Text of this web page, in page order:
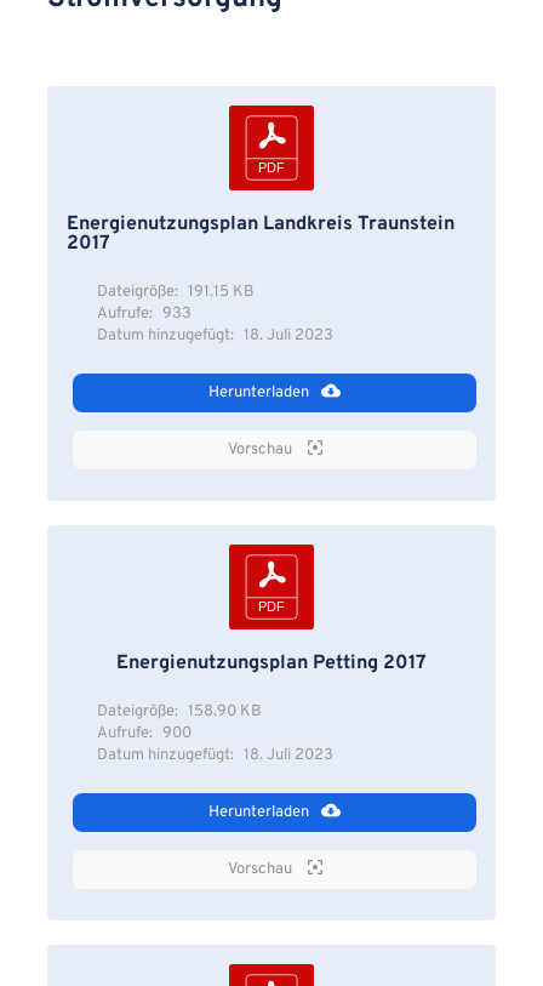
Energienutzungsplan Landkreis Traunstein
2017
Dateigröße: 191.15 KB
Aufrufe: 933
Datum hinzugefügt: 18. Juli 2023
Herunterladen
Vorschau
Energienutzungsplan Petting 2017
Dateigröße: 158.90 KB
Aufrufe: 900
Datum hinzugefügt: 18. Juli 2023
Herunterladen
Vorschau